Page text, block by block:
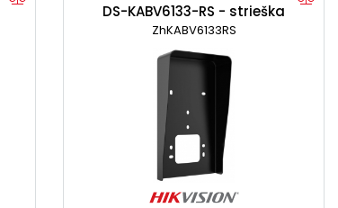
DS-KABV6133-RS - strieška
ZhKABV6133RS